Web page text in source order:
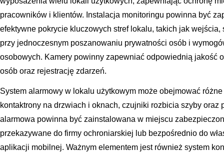
pracowników i klientów. Instalacja monitoringu powinna być
efektywne pokrycie kluczowych stref lokalu, takich jak
przy jednoczesnym poszanowaniu prywatności osób i
osobowych. Kamery powinny zapewniać odpowiednią jakość
osób oraz rejestrację zdarzeń.
System alarmowy w lokalu użytkowym może obejmować
kontaktrony na drzwiach i oknach, czujniki rozbicia szyby oraz
alarmowa powinna być zainstalowana w miejscu
przekazywane do firmy ochroniarskiej lub bezpośrednio do
aplikacji mobilnej. Ważnym elementem jest również system